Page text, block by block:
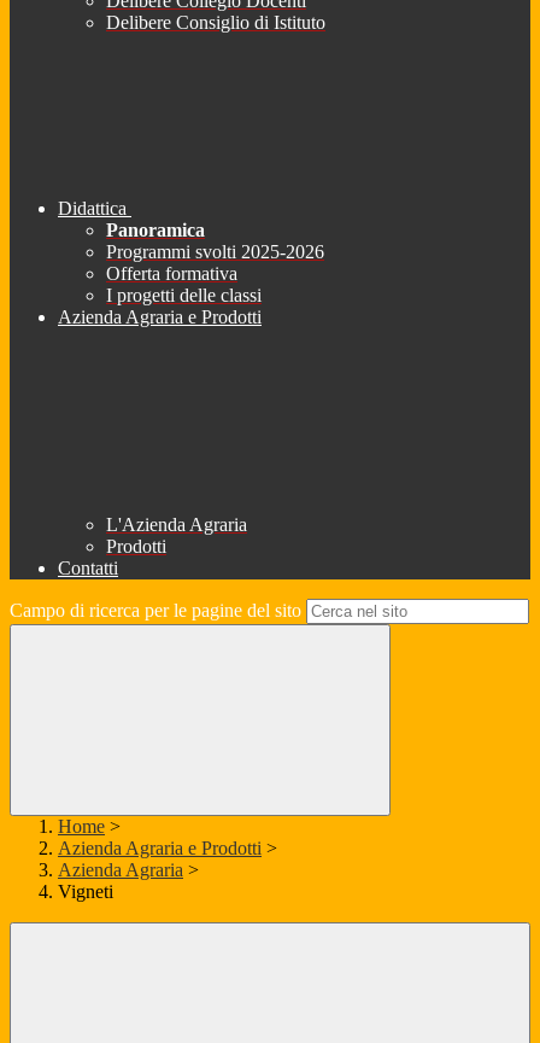
Delibere Consiglio di Istituto
Didattica
Panoramica
Programmi svolti 2025-2026
Offerta formativa
I progetti delle classi
Azienda Agraria e Prodotti
L'Azienda Agraria
Prodotti
Contatti
Campo di ricerca per le pagine del sito
Home >
Azienda Agraria e Prodotti >
Azienda Agraria >
Vigneti